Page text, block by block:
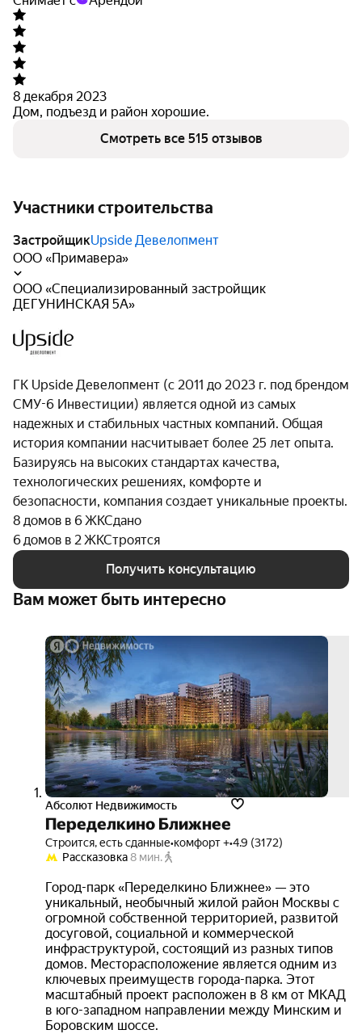
8 декабря 2023
Дом, подъезд и район хорошие.
Смотреть все 515 отзывов
Участники строительства
ЗастройщикUpside Девелопмент
ООО «Примавера»
ООО «Специализированный застройщик
ДЕГУНИНСКАЯ 5А»
ГК Upside Девелопмент (с 2011 до 2023 г. под брендом
СМУ-6 Инвестиции) является одной из самых
надежных и стабильных частных компаний. Общая
история компании насчитывает более 25 лет опыта.
Базируясь на высоких стандартах качества,
технологических решениях, комфорте и
безопасности, компания создает уникальные проекты.
8 домов в 6 ЖКСдано
6 домов в 2 ЖКСтроятся
Получить консультацию
Вам может быть интересно
Абсолют Недвижимость
Переделкино Ближнее
Строится, есть сданные•комфорт +•4.9 (3172)
Рассказовка8 мин.
Город-парк «Переделкино Ближнее» — это
уникальный, необычный жилой район Москвы с
огромной собственной территорией, развитой
досуговой, социальной и коммерческой
инфраструктурой, состоящий из разных типов
домов. Месторасположение является одним из
ключевых преимуществ города-парка. Этот
масштабный проект расположен в 8 км от МКАД
в юго-западном направлении между Минским и
Боровским шоссе.